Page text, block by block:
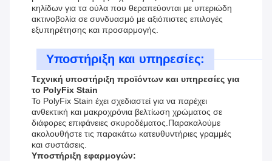
κηλίδων για τα ούλα που θεραπεύονται με υπεριώδη
ακτινοβολία σε συνδυασμό με αξιόπιστες επιλογές
εξυπηρέτησης και προσαρμογής.
Υποστήριξη και υπηρεσίες:
Τεχνική υποστήριξη προϊόντων και υπηρεσίες για
το PolyFix Stain
Το PolyFix Stain έχει σχεδιαστεί για να παρέχει
ανθεκτική και μακροχρόνια βελτίωση χρώματος σε
διάφορες επιφάνειες σκυροδέματος.Παρακαλούμε
ακολουθήστε τις παρακάτω κατευθυντήριες γραμμές
και συστάσεις.
Υποστήριξη εφαρμογών: